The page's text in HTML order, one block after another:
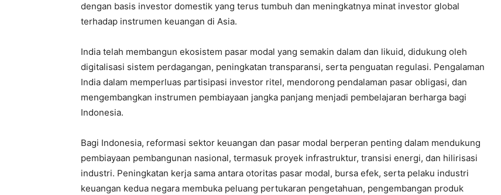
dengan basis investor domestik yang terus tumbuh dan meningkatnya minat investor global
terhadap instrumen keuangan di Asia.
India telah membangun ekosistem pasar modal yang semakin dalam dan likuid, didukung oleh
digitalisasi sistem perdagangan, peningkatan transparansi, serta penguatan regulasi. Pengalaman
India dalam memperluas partisipasi investor ritel, mendorong pendalaman pasar obligasi, dan
mengembangkan instrumen pembiayaan jangka panjang menjadi pembelajaran berharga bagi
Indonesia.
Bagi Indonesia, reformasi sektor keuangan dan pasar modal berperan penting dalam mendukung
pembiayaan pembangunan nasional, termasuk proyek infrastruktur, transisi energi, dan hilirisasi
industri. Peningkatan kerja sama antara otoritas pasar modal, bursa efek, serta pelaku industri
keuangan kedua negara membuka peluang pertukaran pengetahuan, pengembangan produk